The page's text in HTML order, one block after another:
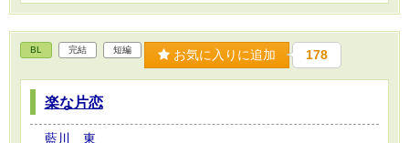
BL 完結 短編 お気に入りに追加 178
楽な片恋
藍川 東